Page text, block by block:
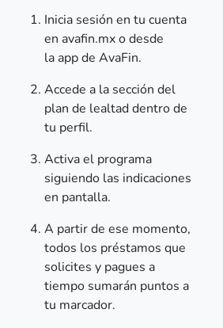
Inicia sesión en tu cuenta
en avafin.mx o desde
la app de AvaFin.
Accede a la sección del
plan de lealtad dentro de
tu perfil.
Activa el programa
siguiendo las indicaciones
en pantalla.
A partir de ese momento,
todos los préstamos que
solicites y pagues a
tiempo sumarán puntos a
tu marcador.